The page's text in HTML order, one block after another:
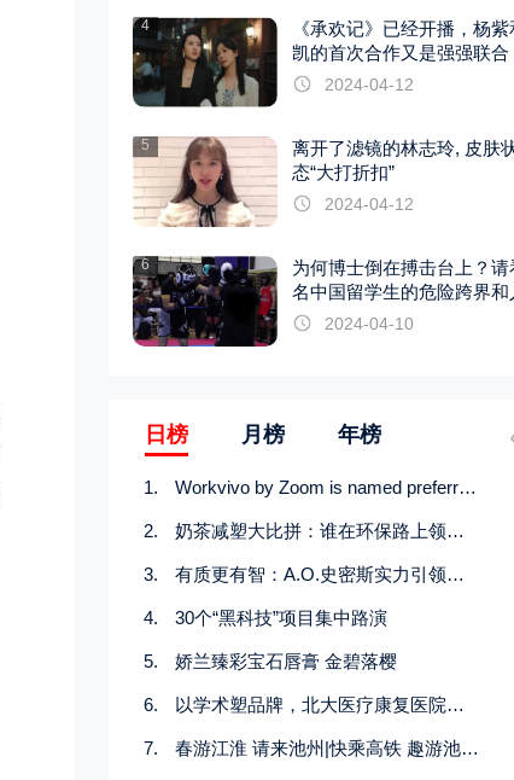
4
《承欢记》已经开播，杨
凯的首次合作又是强强联合
2024-04-12
5
离开了滤镜的林志玲, 皮肤
态“大打折扣”
2024-04-12
6
为何博士倒在搏击台上？请
名中国留学生的危险跨界和
巨变2024-04-10
日榜 月榜 年榜
Workvivo by Zoom is named preferred migration partner for Workplace from Meta
奶茶减塑大比拼：谁在环保路上领先一步？
有质更有智：A.O.史密斯实力引领节能舒适采暖市场新方向
30个“黑科技”项目集中路演
娇兰臻彩宝石唇膏 金碧落樱
以学术塑品牌，北大医疗康复医院精准聚焦医院高质量发展
春游江淮 请来池州|快乘高铁 趣游池州 池州送福利啦